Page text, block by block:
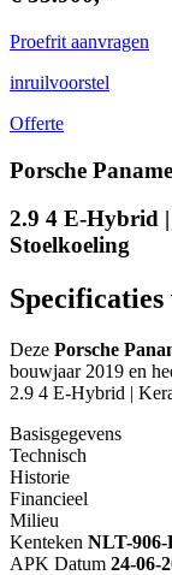
Proefrit aanvragen
inruilvoorstel
Offerte
Porsche
2.9 4 E-Hybrid |
Stoelkoeling
Specificaties
Deze Porsche
bouwjaar 2019 en
2.9 4 E-Hybrid |
Basisgegevens
Technisch
Historie
Financieel
Milieu
Kenteken NLT-
APK Datum 24-06-